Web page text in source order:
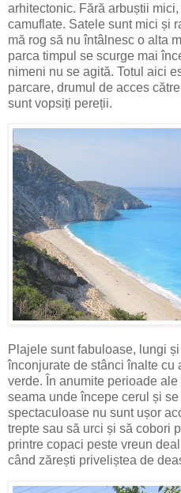
arhitectonic. Fără arbuștii
camuflate. Satele sunt mici și
mă rog să nu întâlnesc o alta
parca timpul se scurge mai
nimeni nu se agită. Totul aici
parcare, drumul de acces
sunt vopsiți pereții.
Plajele sunt fabuloase, lungi
înconjurate de stânci înalte cu
verde. În anumite perioade
seama unde începe cerul și
spectaculoase nu sunt ușor
trepte sau să urci și să cobori
printre copaci peste vreun
când zărești priveliștea de